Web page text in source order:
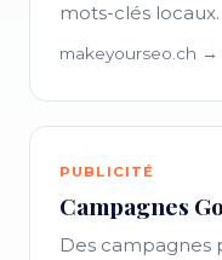
mots-clés locaux.
makeyourseo.ch →
PUBLICITÉ
Campagnes
Des campagnes